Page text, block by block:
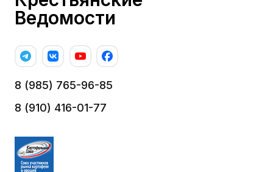
Ведомости
8 (985) 765-96-85
8 (910) 416-01-77